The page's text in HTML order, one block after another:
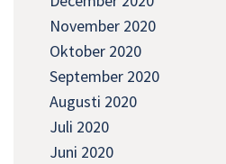
November 2020
Oktober 2020
September 2020
Augusti 2020
Juli 2020
Juni 2020